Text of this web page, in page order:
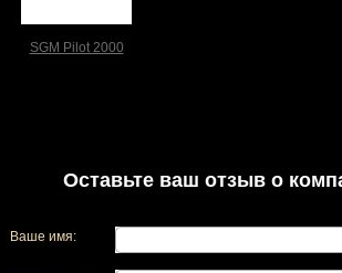
SGM Pilot 2000
Оставьте ваш отзыв о
Ваше имя: